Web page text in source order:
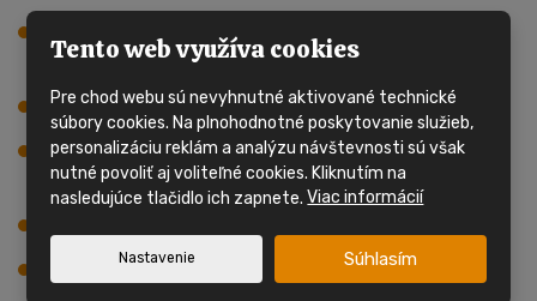
Hlavnú časť domu tvorí obývacia izba s
kuchynským kútom.
Dom má 2 spálne, celkom 3 ložka.
V mobilnom dome sa nachádza kúpelňa so
sprchovým kútom, úmyvadlom a WC.
Mobilný dom má plynový prietokový ohrievač.
Tento web využíva cookies
Pre chod webu sú nevyhnutné aktivované technické
súbory cookies. Na plnohodnotné poskytovanie služieb,
personalizáciu reklám a analýzu návštevnosti sú však
nutné povoliť aj voliteľné cookies. Kliknutím na
nasledujúce tlačidlo ich zapnete.Viac informácií
Nastavenie Súhlasím